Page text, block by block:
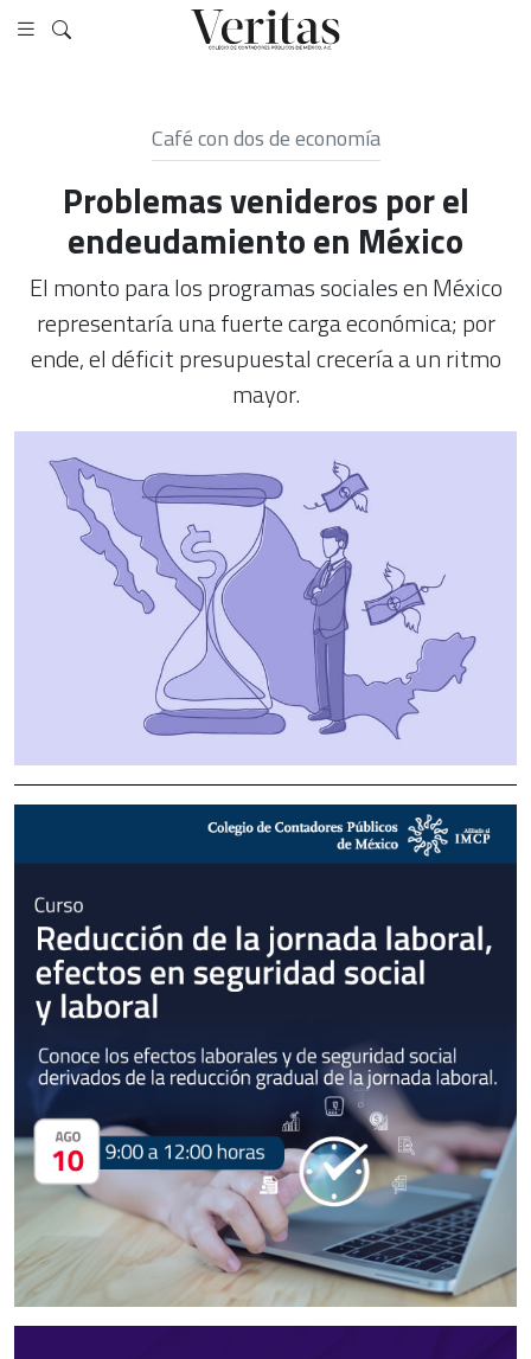
Café con dos de economía
Problemas venideros por el
endeudamiento en México
El monto para los programas sociales en México
representaría una fuerte carga económica; por
ende, el déficit presupuestal crecería a un ritmo
mayor.